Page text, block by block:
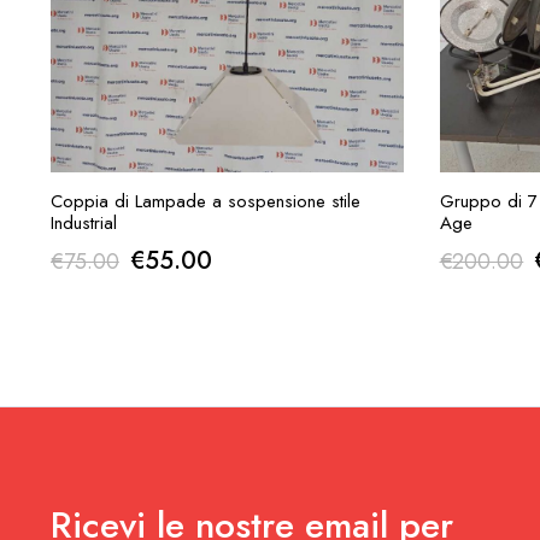
AGGIUNGI ALLA RICHIESTA
Coppia di Lampade a sospensione stile
Industrial
€75.00 Il
€75.00.
€55.00Il
€55.00.
Gruppo di 7
Age
€200.00
Ricevi le nostre email per